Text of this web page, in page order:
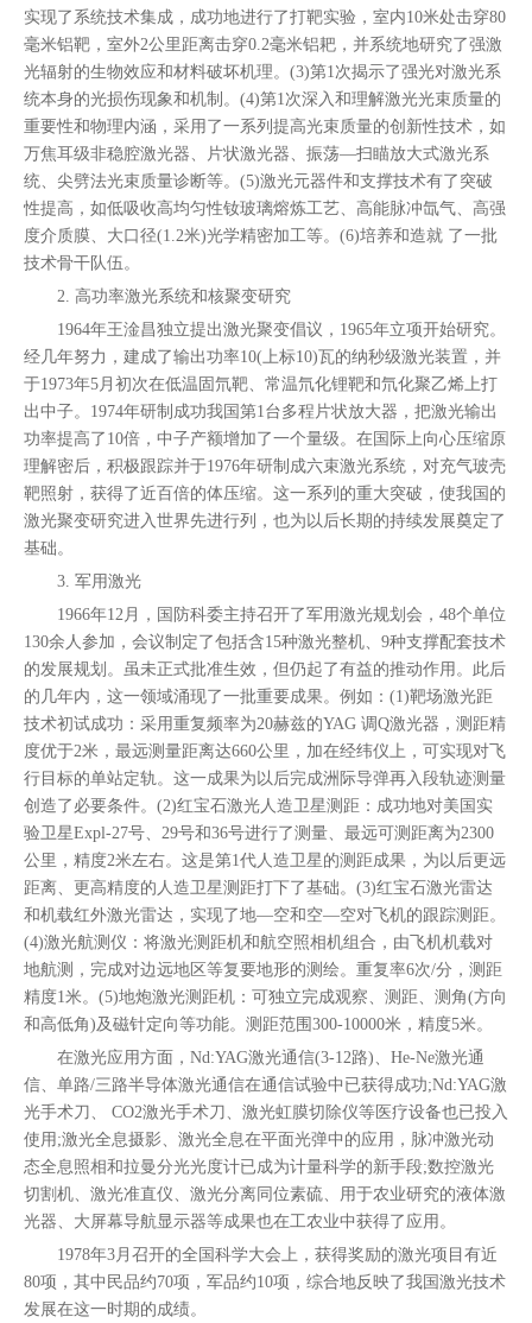
实现了系统技术集成，成功地进行了打靶实验，室内10米处击穿80
毫米铝靶，室外2公里距离击穿0.2毫米铝耙，并系统地研究了强激
光辐射的生物效应和材料破坏机理。(3)第1次揭示了强光对激光系
统本身的光损伤现象和机制。(4)第1次深入和理解激光光束质量的
重要性和物理内涵，采用了一系列提高光束质量的创新性技术，如
万焦耳级非稳腔激光器、片状激光器、振荡—扫瞄放大式激光系
统、尖劈法光束质量诊断等。(5)激光元器件和支撑技术有了突破
性提高，如低吸收高均匀性钕玻璃熔炼工艺、高能脉冲氙气、高强
度介质膜、大口径(1.2米)光学精密加工等。(6)培养和造就 了一批
技术骨干队伍。
2. 高功率激光系统和核聚变研究
1964年王淦昌独立提出激光聚变倡议，1965年立项开始研究。
经几年努力，建成了输出功率10(上标10)瓦的纳秒级激光装置，并
于1973年5月初次在低温固氘靶、常温氘化锂靶和氘化聚乙烯上打
出中子。1974年研制成功我国第1台多程片状放大器，把激光输出
功率提高了10倍，中子产额增加了一个量级。在国际上向心压缩原
理解密后，积极跟踪并于1976年研制成六束激光系统，对充气玻壳
靶照射，获得了近百倍的体压缩。这一系列的重大突破，使我国的
激光聚变研究进入世界先进行列，也为以后长期的持续发展奠定了
基础。
3. 军用激光
1966年12月，国防科委主持召开了军用激光规划会，48个单位
130余人参加，会议制定了包括含15种激光整机、9种支撑配套技术
的发展规划。虽未正式批准生效，但仍起了有益的推动作用。此后
的几年内，这一领域涌现了一批重要成果。例如：(1)靶场激光距
技术初试成功：采用重复频率为20赫兹的YAG 调Q激光器，测距精
度优于2米，最远测量距离达660公里，加在经纬仪上，可实现对飞
行目标的单站定轨。这一成果为以后完成洲际导弹再入段轨迹测量
创造了必要条件。(2)红宝石激光人造卫星测距：成功地对美国实
验卫星Expl-27号、29号和36号进行了测量、最远可测距离为2300
公里，精度2米左右。这是第1代人造卫星的测距成果，为以后更远
距离、更高精度的人造卫星测距打下了基础。(3)红宝石激光雷达
和机载红外激光雷达，实现了地—空和空—空对飞机的跟踪测距。
(4)激光航测仪：将激光测距机和航空照相机组合，由飞机机载对
地航测，完成对边远地区等复要地形的测绘。重复率6次/分，测距
精度1米。(5)地炮激光测距机：可独立完成观察、测距、测角(方向
和高低角)及磁针定向等功能。测距范围300-10000米，精度5米。
在激光应用方面，Nd:YAG激光通信(3-12路)、He-Ne激光通
信、单路/三路半导体激光通信在通信试验中已获得成功;Nd:YAG激
光手术刀、 CO2激光手术刀、激光虹膜切除仪等医疗设备也已投入
使用;激光全息摄影、激光全息在平面光弹中的应用，脉冲激光动
态全息照相和拉曼分光光度计已成为计量科学的新手段;数控激光
切割机、激光准直仪、激光分离同位素硫、用于农业研究的液体激
光器、大屏幕导航显示器等成果也在工农业中获得了应用。
1978年3月召开的全国科学大会上，获得奖励的激光项目有近
80项，其中民品约70项，军品约10项，综合地反映了我国激光技术
发展在这一时期的成绩。